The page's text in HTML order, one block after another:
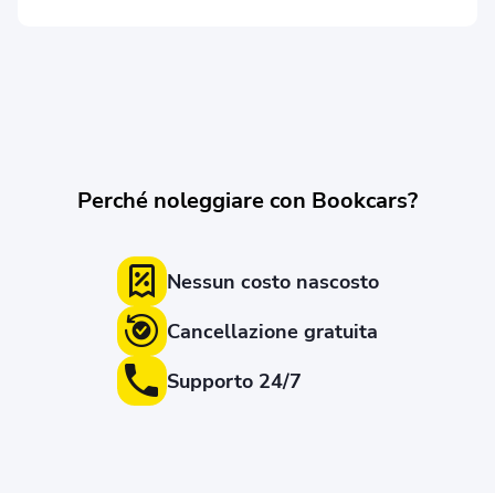
Perché noleggiare con Bookcars?
Nessun costo nascosto
Cancellazione gratuita
Supporto 24/7